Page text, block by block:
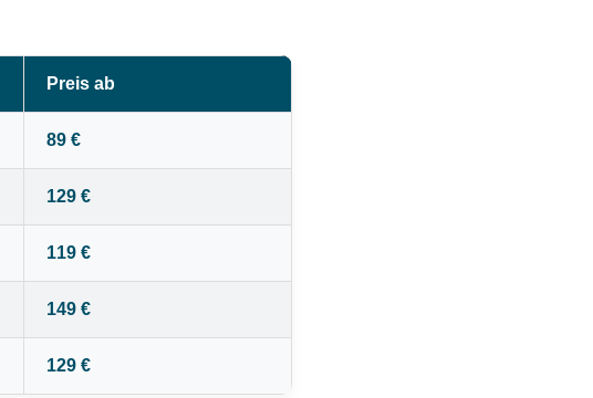
Preis ab
89 €
129 €
119 €
149 €
129 €